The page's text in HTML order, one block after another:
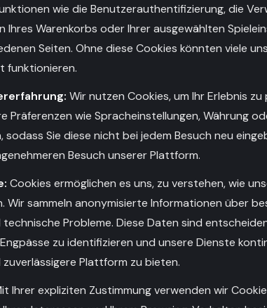
wie die Benutzerauthentifizierung, die
Ihres Warenkorbs oder Ihrer ausgewählten
Seiten. Ohne diese Cookies könnten viele
funktionieren.
Wir nutzen Cookies, um Ihr Erlebnis
Präferenzen wie Spracheinstellungen, Währung
Sie diese nicht bei jedem Besuch neu
Besuch unserer Plattform.
Cookies ermöglichen es uns, zu verstehen, wie
Wir sammeln anonymisierte Informationen über
Probleme. Diese Daten sind
zu identifizieren und unsere Dienste
Plattform zu bieten.
Ihrer expliziten Zustimmung verwenden wir